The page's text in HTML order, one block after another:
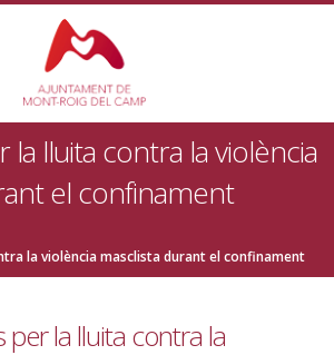
la lluita contra la violència
el confinament
la violència masclista durant el confinament
per la lluita contra la